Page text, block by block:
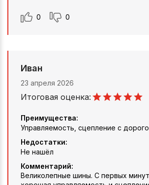
0 0
Иван
23 апреля 2026
Итоговая оценка:
Преимущества:
Управляемость, сцепление с
Недостатки:
Не нашёл
Комментарий:
Великолепные шины. С первых